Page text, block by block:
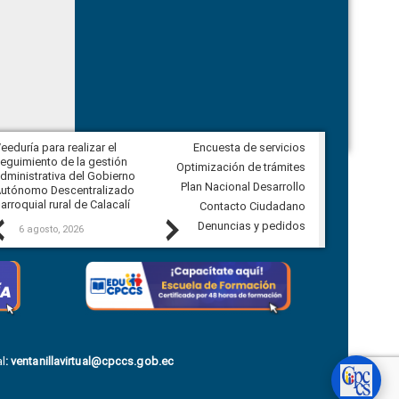
Previous
para realizar el
de la gestión
del Gobierno
Descentralizado
rural de Calacalí
6 agosto, 2026
Veeduría para vigilar los acuerdos,
derivados de la Audiencia Pública
comunidad Urbina, parroquia la
Carolina
5 agosto, 2026
Next
Encuesta de servicios
Optimización de trámites
Plan Nacional Desarrollo
Contacto Ciudadano
Denuncias y pedidos
:ventanillavirtual@cpccs.gob.ec